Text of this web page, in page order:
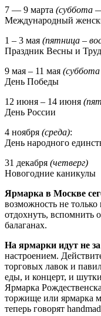
7 — 9 марта (суббота
Международный
1 – 3 мая (пятница –
Праздник Весны и
9 мая – 11 мая
День Победы
12 июня – 14 июня
День России
4 ноября (среда):
День народного
31 декабря (четверг)
Новогодние каникулы
Ярмарка в Москве
возможность не только
отдохнуть, вспомнить
балаганах.
На ярмарки идут не
настроением.
торговых лавок и
еды, и концерт, и
Ярмарка
торжище или ярмарка
теперь говорят